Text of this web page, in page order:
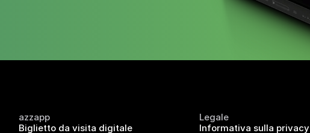
azzapp
Biglietto da visita digitale
Legale
Informativa sulla privacy